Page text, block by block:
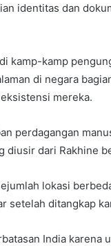
identitas dan
kamp-kamp
di negara
mereka.
perdagangan
dari Rakhine
lokasi
setelah ditangkap
India karena